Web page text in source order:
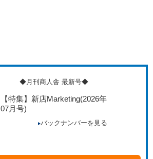
◆月刊商人舎 最新号◆
【特集】新店Marketing(2026年
07月号)
バックナンバーを見る